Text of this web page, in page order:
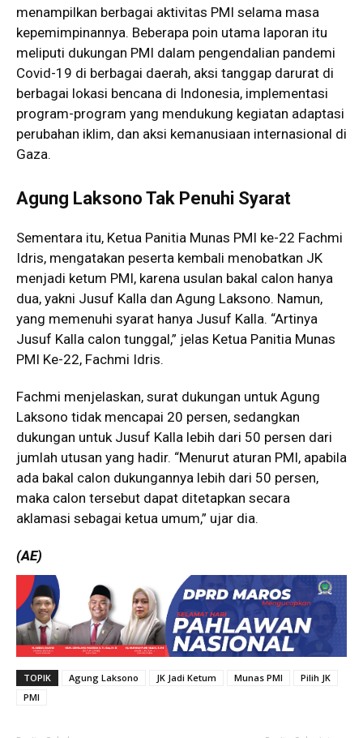
menampilkan berbagai aktivitas PMI selama masa
kepemimpinannya. Beberapa poin utama laporan itu
meliputi dukungan PMI dalam pengendalian pandemi
Covid-19 di berbagai daerah, aksi tanggap darurat di
berbagai lokasi bencana di Indonesia, implementasi
program-program yang mendukung kegiatan adaptasi
perubahan iklim, dan aksi kemanusiaan internasional di
Gaza.
Agung Laksono Tak Penuhi Syarat
Sementara itu, Ketua Panitia Munas PMI ke-22 Fachmi
Idris, mengatakan peserta kembali menobatkan JK
menjadi ketum PMI, karena usulan bakal calon hanya
dua, yakni Jusuf Kalla dan Agung Laksono. Namun,
yang memenuhi syarat hanya Jusuf Kalla. “Artinya
Jusuf Kalla calon tunggal,” jelas Ketua Panitia Munas
PMI Ke-22, Fachmi Idris.
Fachmi menjelaskan, surat dukungan untuk Agung
Laksono tidak mencapai 20 persen, sedangkan
dukungan untuk Jusuf Kalla lebih dari 50 persen dari
jumlah utusan yang hadir. “Menurut aturan PMI, apabila
ada bakal calon dukungannya lebih dari 50 persen,
maka calon tersebut dapat ditetapkan secara
aklamasi sebagai ketua umum,” ujar dia.
(AE)
TOPIK Agung Laksono JK Jadi Ketum Munas PMI
Pilih JK
PMI